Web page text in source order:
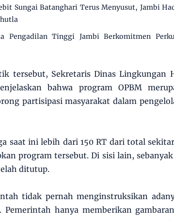
Sungai Batanghari Terus Menyusut, Jambi
Pengadilan Tinggi Jambi Berkomitmen
tersebut, Sekretaris Dinas Lingkungan
bahwa program OPBM
partisipasi masyarakat dalam
saat ini lebih dari 150 RT dari total
program tersebut. Di sisi lain,
ditutup.
tidak pernah menginstruksikan
Pemerintah hanya memberikan